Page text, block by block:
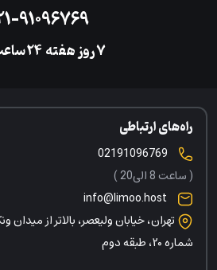
۰۲۱-
۷ روز هفته ‌۲۴ ساعت روز
راه‌های ارتباطی
( ساعت 8 الی20 )
info@limoo.host
تهران، خیابان ولیعصر، بالاتر از میدان
شماره ۲۰، طبقه دوم